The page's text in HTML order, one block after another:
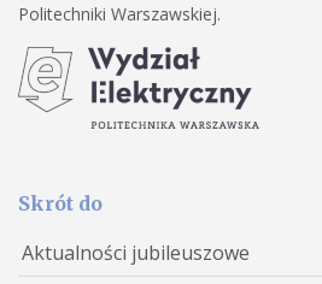
Politechniki Warszawskiej.
Skrót do
Aktualności jubileuszowe